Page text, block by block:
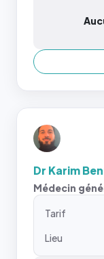
Dr Karim
Médecin
Tarif
Lieu